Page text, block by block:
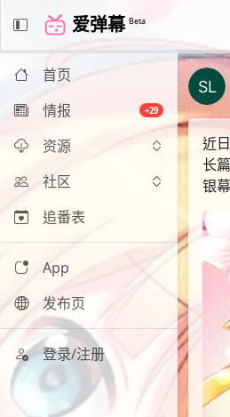
爱弹幕 Beta
首页
情报
+29
资源
社区
追番表
App
发布页
登录/注册
近
长
银